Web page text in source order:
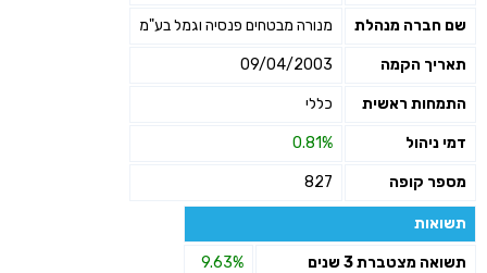
שם חברה מנהלת מנורה מבטחים פנסיה וגמל בע"מ
תאריך הקמה 09/04/2003
התמחות ראשית כללי
דמי ניהול 0.81%
מספר קופה 827
תשואות
תשואה מצטברת 3 שנים 9.63%